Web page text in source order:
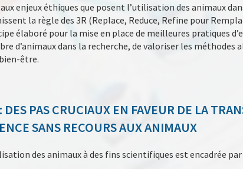
aux enjeux éthiques que posent l’utilisation des animaux
la règle des 3R (Replace, Reduce, Refine pour
élaboré pour la mise en place de meilleures pratiques
d’animaux dans la recherche, de valoriser les
être.
DES PAS CRUCIAUX EN FAVEUR DE LA
SANS RECOURS AUX ANIMAUX
des animaux à des fins scientifiques est encadrée